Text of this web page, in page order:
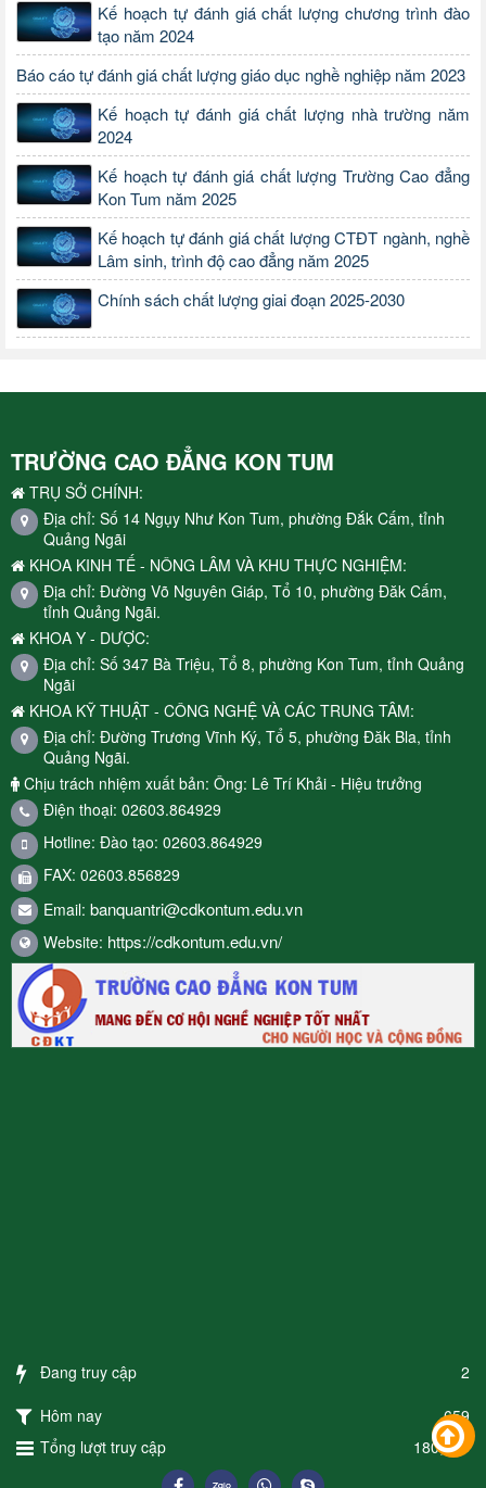
Kế hoạch tự đánh giá chất lượng chương trình đào
tạo năm 2024
Báo cáo tự đánh giá chất lượng giáo dục nghề nghiệp năm 2023
Kế hoạch tự đánh giá chất lượng nhà trường năm
2024
Kế hoạch tự đánh giá chất lượng Trường Cao đẳng
Kon Tum năm 2025
Kế hoạch tự đánh giá chất lượng CTĐT ngành, nghề
Lâm sinh, trình độ cao đẳng năm 2025
Chính sách chất lượng giai đoạn 2025-2030
TRƯỜNG CAO ĐẲNG KON TUM
TRỤ SỞ CHÍNH:
Địa chỉ: Số 14 Ngụy Như Kon Tum, phường Đắk Cấm, tỉnh
Quảng Ngãi
KHOA KINH TẾ - NÔNG LÂM VÀ KHU THỰC NGHIỆM:
Địa chỉ: Đường Võ Nguyên Giáp, Tổ 10, phường Đăk Cấm,
tỉnh Quảng Ngãi.
KHOA Y - DƯỢC:
Địa chỉ: Số 347 Bà Triệu, Tổ 8, phường Kon Tum, tỉnh Quảng
Ngãi
KHOA KỸ THUẬT - CÔNG NGHỆ VÀ CÁC TRUNG TÂM:
Địa chỉ: Đường Trương Vĩnh Ký, Tổ 5, phường Đăk Bla, tỉnh
Quảng Ngãi.
Chịu trách nhiệm xuất bản: Ông: Lê Trí Khải - Hiệu trưởng
Điện thoại: 02603.864929
Hotline: Đào tạo: 02603.864929
FAX: 02603.856829
Email: banquantri@cdkontum.edu.vn
Website: https://cdkontum.edu.vn/
Đang truy cập
2
Hôm nay
659
Tổng lượt truy cập
180,257